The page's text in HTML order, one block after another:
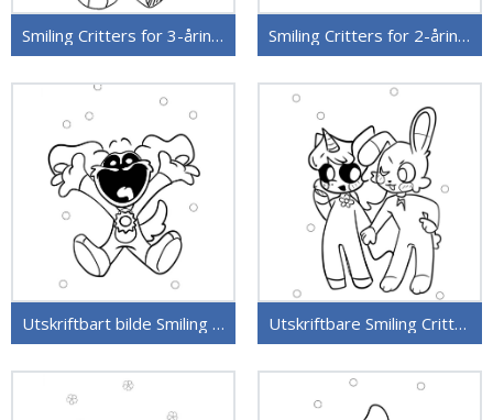
Smiling Critters for 3-åringer Smiling Critters for 2-åringer
Utskriftbart bilde Smiling Critters Utskriftbare Smiling Critters uten kostnad